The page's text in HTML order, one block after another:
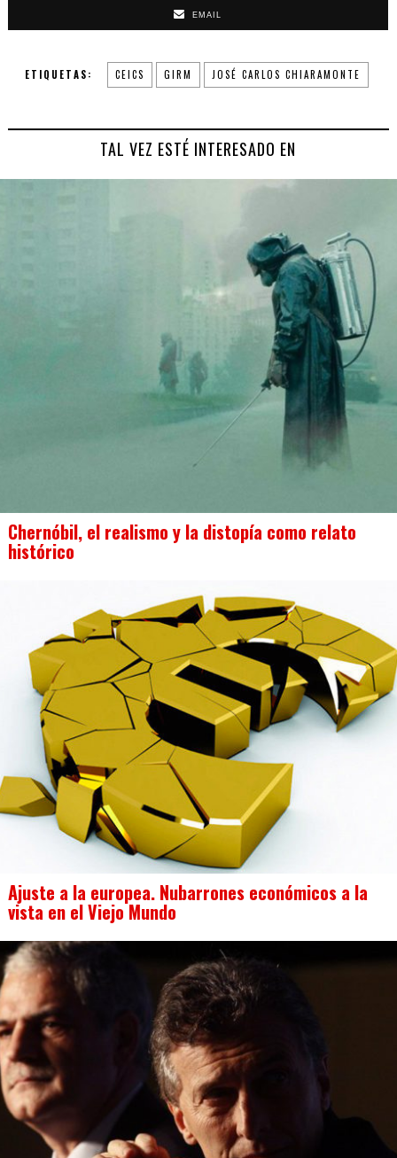
EMAIL
ETIQUETAS: CEICS GIRM JOSÉ CARLOS CHIARAMONTE
TAL VEZ ESTÉ INTERESADO EN
Chernóbil, el realismo y la distopía como relato
histórico
Ajuste a la europea. Nubarrones económicos a la
vista en el Viejo Mundo